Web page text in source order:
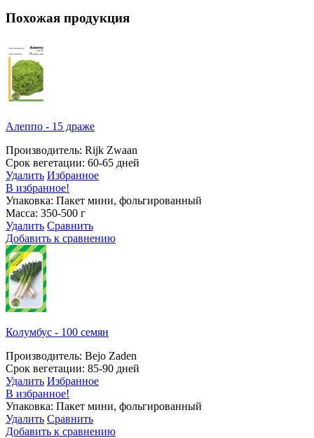
Похожая продукция
Алеппо - 15 драже
Производитель: Rijk Zwaan
Срок вегетации: 60-65 дней
Удалить Избранное
В избранное!
Упаковка: Пакет мини, фольгированный
Масса: 350-500 г
Удалить Сравнить
Добавить к сравнению
Колумбус - 100 семян
Производитель: Bejo Zaden
Срок вегетации: 85-90 дней
Удалить Избранное
В избранное!
Упаковка: Пакет мини, фольгированный
Удалить Сравнить
Добавить к сравнению